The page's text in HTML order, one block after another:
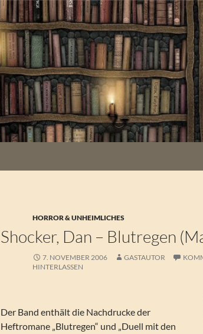
HORROR & UNHEIMLICHES
Shocker, Dan – Blutregen
7. NOVEMBER 2006 GASTAUTOR
HINTERLASSEN
Der Band enthält die Nachdrucke der
Heftromane „Blutregen“ und „Duell mit den